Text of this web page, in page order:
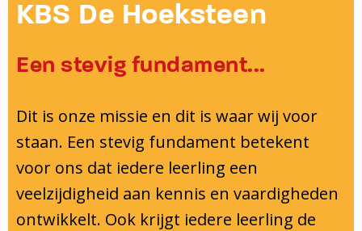
Onderwijsinspectie
KBS De Hoeksteen
Een stevig fundament...
Dit is onze missie en dit is waar wij voor
staan. Een stevig fundament betekent
voor ons dat iedere leerling een
veelzijdigheid aan kennis en vaardigheden
ontwikkelt. Ook krijgt iedere leerling de